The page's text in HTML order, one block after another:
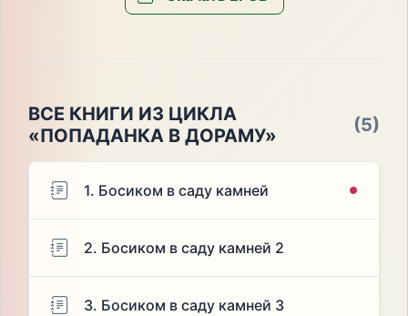
ВСЕ КНИГИ ИЗ ЦИКЛА
«ПОПАДАНКА В ДОРАМУ»
(5)
1. Босиком в саду камней
2. Босиком в саду камней 2
3. Босиком в саду камней 3